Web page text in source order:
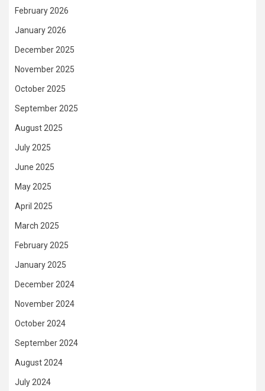
February 2026
January 2026
December 2025
November 2025
October 2025
September 2025
August 2025
July 2025
June 2025
May 2025
April 2025
March 2025
February 2025
January 2025
December 2024
November 2024
October 2024
September 2024
August 2024
July 2024